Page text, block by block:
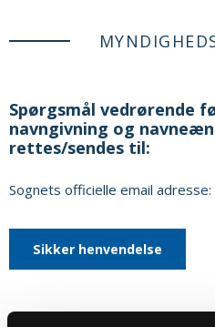
Spørgsmål vedrørende
navngivning og
rettes/sendes til:
Sognets officielle email adresse:
Sikker henvendelse